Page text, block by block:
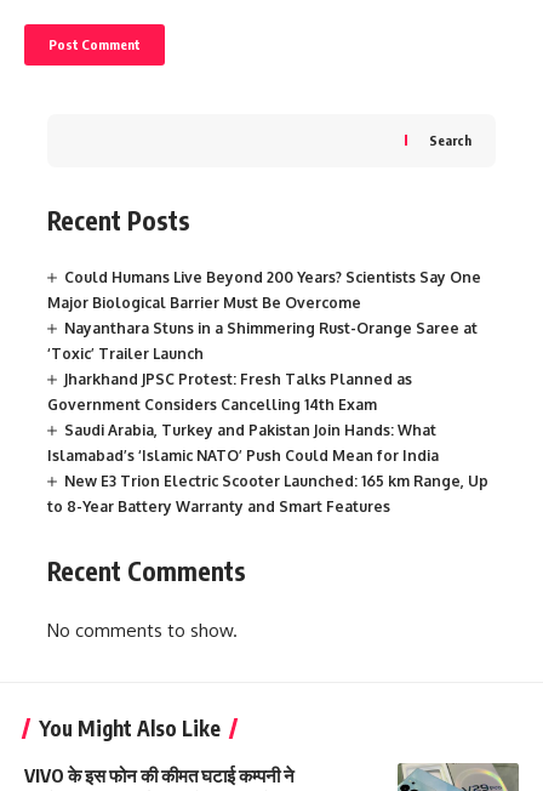
Search
Recent Posts
Could Humans Live Beyond 200 Years? Scientists Say One
Major Biological Barrier Must Be Overcome
Nayanthara Stuns in a Shimmering Rust-Orange Saree at
‘Toxic’ Trailer Launch
Jharkhand JPSC Protest: Fresh Talks Planned as
Government Considers Cancelling 14th Exam
Saudi Arabia, Turkey and Pakistan Join Hands: What
Islamabad’s ‘Islamic NATO’ Push Could Mean for India
New E3 Trion Electric Scooter Launched: 165 km Range, Up
to 8-Year Battery Warranty and Smart Features
Recent Comments
No comments to show.
You Might Also Like
VIVO के इस फोन की कीमत घटाई कम्पनी ने